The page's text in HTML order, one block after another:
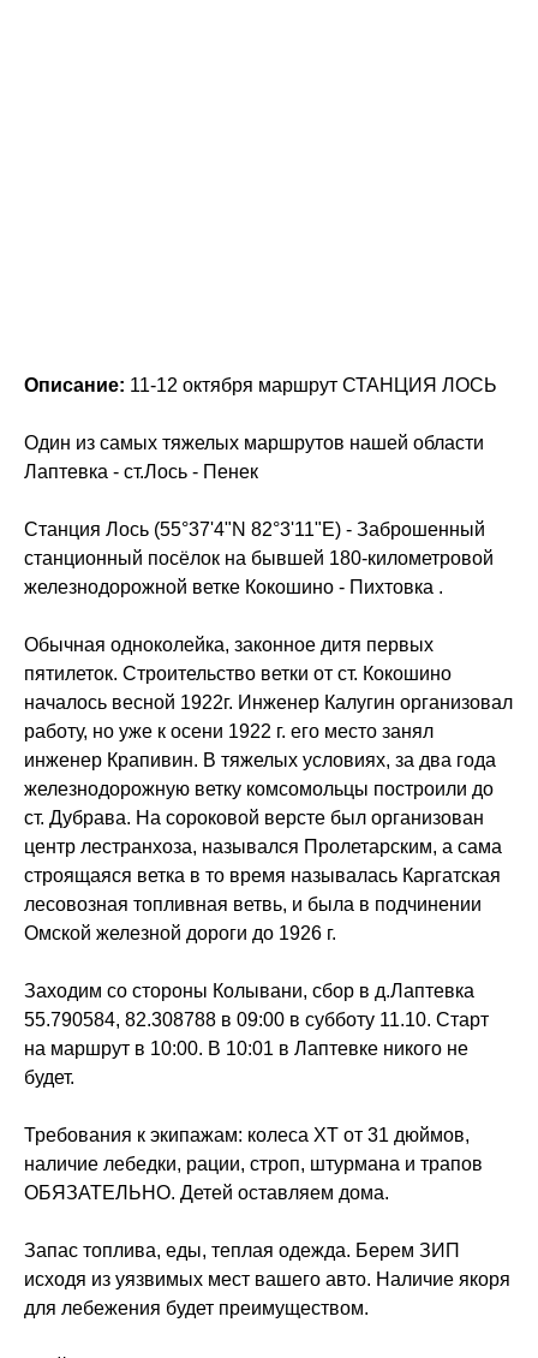
Описание: 11-12 октября маршрут СТАНЦИЯ ЛОСЬ
Один из самых тяжелых маршрутов нашей области
Лаптевка - ст.Лось - Пенек
Станция Лось (55°37'4"N 82°3'11"E) - Заброшенный
станционный посёлок на бывшей 180-километровой
железнодорожной ветке Кокошино - Пихтовка .
Обычная одноколейка, законное дитя первых
пятилеток. Строительство ветки от ст. Кокошино
началось весной 1922г. Инженер Калугин организовал
работу, но уже к осени 1922 г. его место занял
инженер Крапивин. В тяжелых условиях, за два года
железнодорожную ветку комсомольцы построили до
ст. Дубрава. На сороковой версте был организован
центр лестранхоза, назывался Пролетарским, а сама
строящаяся ветка в то время называлась Каргатская
лесовозная топливная ветвь, и была в подчинении
Омской железной дороги до 1926 г.
Заходим со стороны Колывани, сбор в д.Лаптевка
55.790584, 82.308788 в 09:00 в субботу 11.10. Старт
на маршрут в 10:00. В 10:01 в Лаптевке никого не
будет.
Требования к экипажам: колеса ХТ от 31 дюймов,
наличие лебедки, рации, строп, штурмана и трапов
ОБЯЗАТЕЛЬНО. Детей оставляем дома.
Запас топлива, еды, теплая одежда. Берем ЗИП
исходя из уязвимых мест вашего авто. Наличие якоря
для лебежения будет преимуществом.